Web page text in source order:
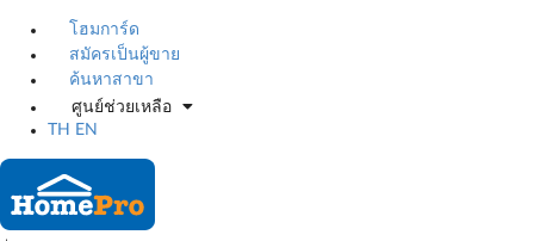
โฮมการ์ด
สมัครเป็นผู้ขาย
ค้นหาสาขา
ศูนย์ช่วยเหลือ
TH
EN